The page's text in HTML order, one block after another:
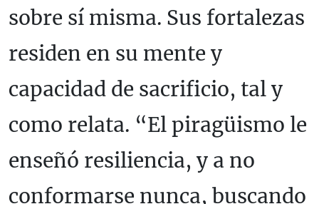
sobre sí misma. Sus fortalezas
residen en su mente y
capacidad de sacrificio, tal y
como relata. “El piragüismo le
enseñó resiliencia, y a no
conformarse nunca, buscando